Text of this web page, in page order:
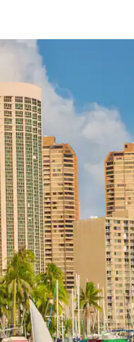
vers le bas pour les parcourir